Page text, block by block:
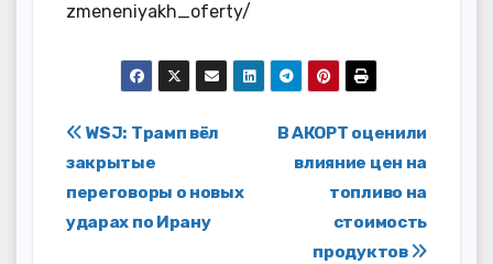
zmeneniyakh_oferty/
Навигация
по
записям
В АКОРТ оценили
влияние цен на
топливо на
стоимость
продуктов
WSJ: Трамп вёл
закрытые
переговоры о новых
ударах по Ирану